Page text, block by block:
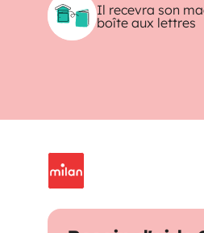
Il recevra son
boîte aux lettres